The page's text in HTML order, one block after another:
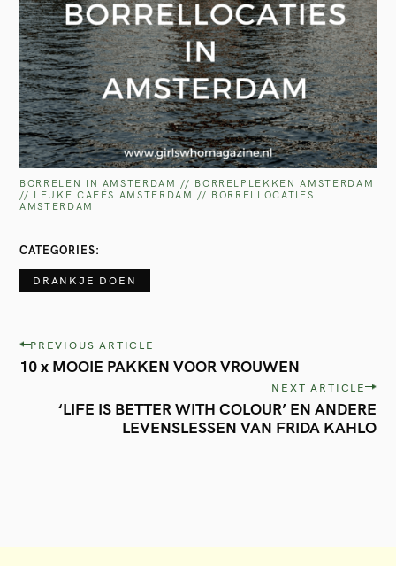
BORRELEN IN AMSTERDAM // BORRELPLEKKEN AMSTERDAM
// LEUKE CAFÉS AMSTERDAM // BORRELLOCATIES
AMSTERDAM
CATEGORIES
DRANKJE DOEN
P
o
PREVIOUS ARTICLE
10 x MOOIE PAKKEN VOOR VROUWEN
NEXT ARTICLE
‘LIFE IS BETTER WITH COLOUR’ EN ANDERE
LEVENSLESSEN VAN FRIDA KAHLO